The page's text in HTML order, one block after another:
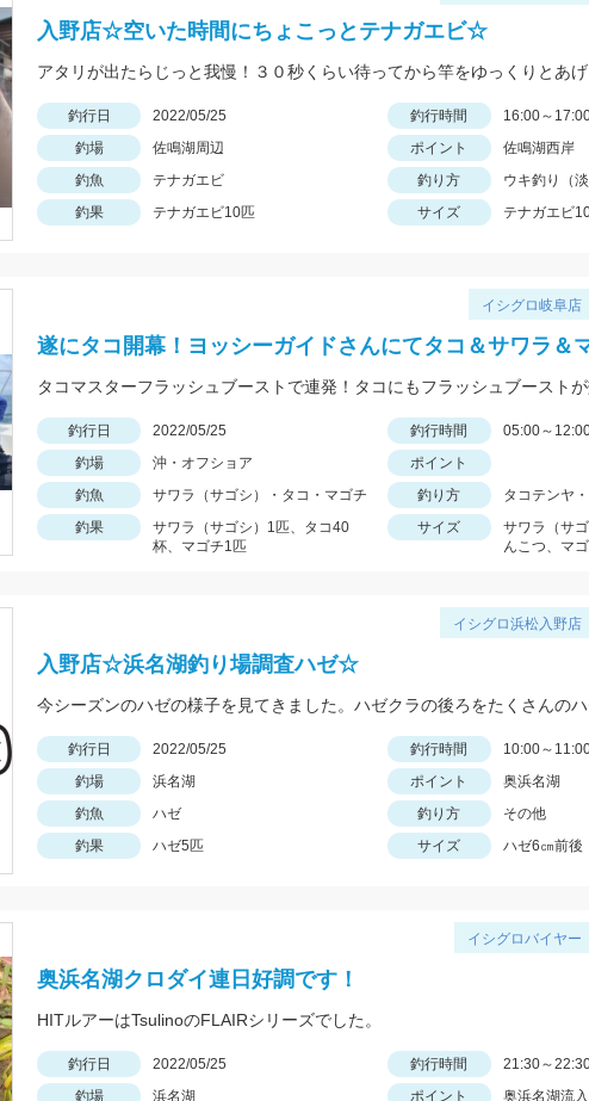
入野店☆空いた時間にちょこっとテナガエビ☆
アタリが出たらじっと我慢！３０秒くらい待ってから竿をゆっくりとあげ
釣行日 2022/05/25 釣行時間
16:00～
釣場
佐鳴湖周辺 ポイント
佐鳴湖西岸
釣魚
テナガエビ 釣り方
ウキ釣り（淡
釣果
テナガエビ10匹 サイズ テナガエビ
イシグロ岐阜店
遂にタコ開幕！ヨッシーガイドさんにてタコ＆サワラ＆
タコマスターフラッシュブーストで連発！タコにもフラッシュブーストが
釣行日 2022/05/25 釣行時間
05:00～
釣場
沖・オフショア
ポイント
釣魚
サワラ（サゴシ）・タコ・マゴチ 釣り方
タコテンヤ
釣果
サワラ（サゴシ）1匹、タコ40
杯、マゴチ1匹
サイズ
サワラ（サ
んこつ、マ
イシグロ浜松入野店
入野店☆浜名湖釣り場調査ハゼ☆
釣行日 2022/05/25 釣行時間
10:00～
釣場
浜名湖 ポイント
奥浜名湖
釣魚
ハゼ 釣り方
その他
釣果
ハゼ5匹 サイズ ハゼ6㎝前後
イシグロバイヤー
奥浜名湖クロダイ連日好調です！
HITルアーはTsulinoのFLAIRシリーズでした。
釣行日 2022/05/25 釣行時間
21:30～
釣場
浜名湖 ポイント
奥浜名湖流入